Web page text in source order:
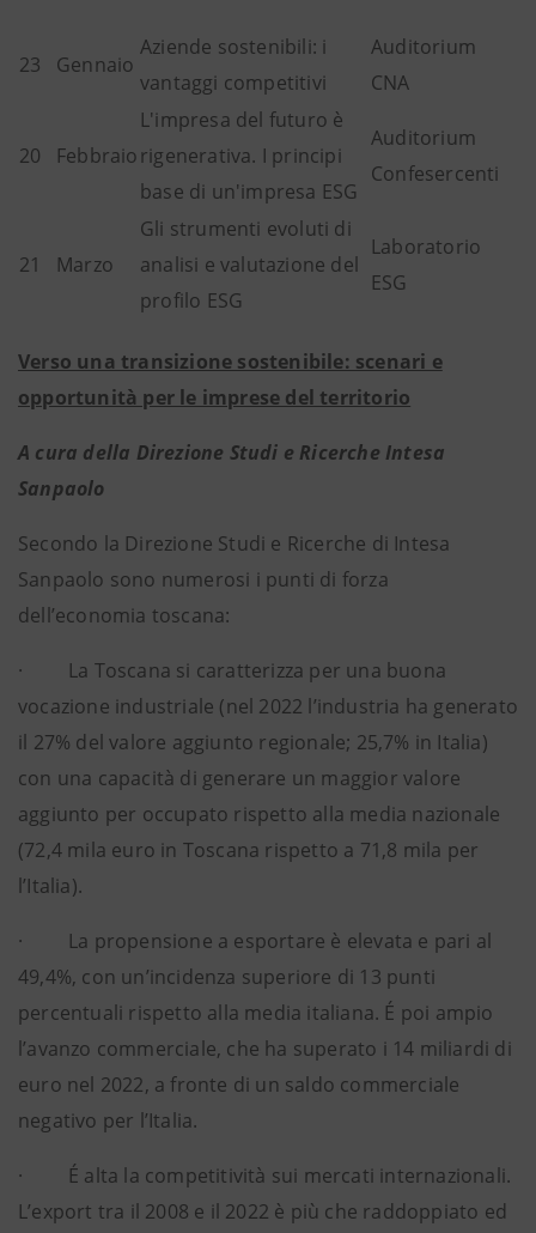
23 Gennaio
Aziende sostenibili: i
vantaggi competitivi
Auditorium
CNA
20 Febbraio
L'impresa del futuro è
rigenerativa. I principi
base di un'impresa ESG
Auditorium
Confesercenti
21 Marzo
Gli strumenti evoluti di
analisi e valutazione del
profilo ESG
Laboratorio
ESG
Verso una transizione sostenibile: scenari e
opportunità per le imprese del territorio
A cura della Direzione Studi e Ricerche Intesa
Sanpaolo
Secondo la Direzione Studi e Ricerche di Intesa
Sanpaolo sono numerosi i punti di forza
dell’economia toscana:
· La Toscana si caratterizza per una buona
vocazione industriale (nel 2022 l’industria ha generato
il 27% del valore aggiunto regionale; 25,7% in Italia)
con una capacità di generare un maggior valore
aggiunto per occupato rispetto alla media nazionale
(72,4 mila euro in Toscana rispetto a 71,8 mila per
l’Italia).
· La propensione a esportare è elevata e pari al
49,4%, con un’incidenza superiore di 13 punti
percentuali rispetto alla media italiana. É poi ampio
l’avanzo commerciale, che ha superato i 14 miliardi di
euro nel 2022, a fronte di un saldo commerciale
negativo per l’Italia.
· É alta la competitività sui mercati internazionali.
L’export tra il 2008 e il 2022 è più che raddoppiato ed